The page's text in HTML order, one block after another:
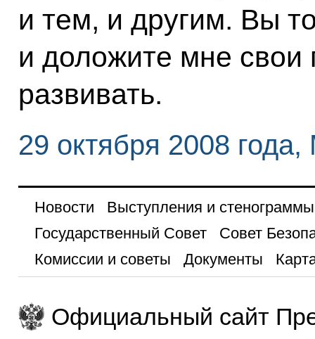
и тем, и другим. Вы
и доложите мне свои
развивать.
29 октября 2008
Новости
Выступления и стенограммы
Государственный Совет
Совет
Комиссии и советы
Документы
Официальный сайт